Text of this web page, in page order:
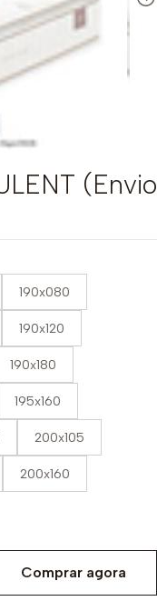
(Envio
190x080
190x120
190x180
195x160
200x105
200x160
Comprar agora